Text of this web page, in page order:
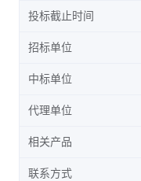
投标截止时间
招标单位
中标单位
代理单位
相关产品
联系方式